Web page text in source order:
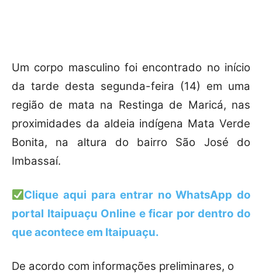
Um corpo masculino foi encontrado no início
da tarde desta segunda-feira (14) em uma
região de mata na Restinga de Maricá, nas
proximidades da aldeia indígena Mata Verde
Bonita, na altura do bairro São José do
Imbassaí.
Clique aqui para entrar no WhatsApp do
portal Itaipuaçu Online e ficar por dentro do
que acontece em Itaipuaçu.
De acordo com informações preliminares, o